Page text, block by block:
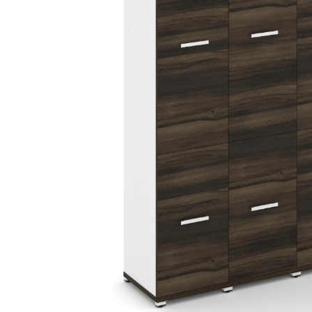
Тумбы офисные
Офисные шкафы
Сейфы и металлическая
Обеденная зона
Искусственные растения